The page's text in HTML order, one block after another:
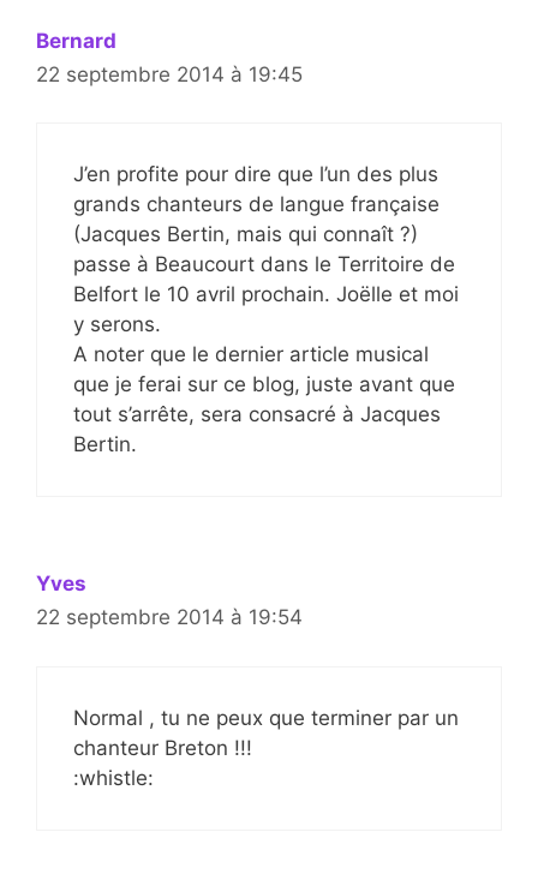
Bernard
22 septembre 2014 à 19:45
J’en profite pour dire que l’un des plus
grands chanteurs de langue française
(Jacques Bertin, mais qui connaît ?)
passe à Beaucourt dans le Territoire de
Belfort le 10 avril prochain. Joëlle et moi
y serons.
A noter que le dernier article musical
que je ferai sur ce blog, juste avant que
tout s’arrête, sera consacré à Jacques
Bertin.
Yves
22 septembre 2014 à 19:54
Normal , tu ne peux que terminer par un
chanteur Breton !!!
:whistle: